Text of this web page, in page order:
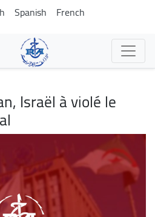
Aller
au
contenu
principal
Spanish French
Israël à violé le